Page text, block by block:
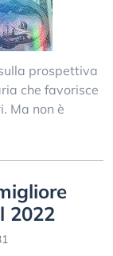
prospettiva
che favorisce
Ma non è
2022